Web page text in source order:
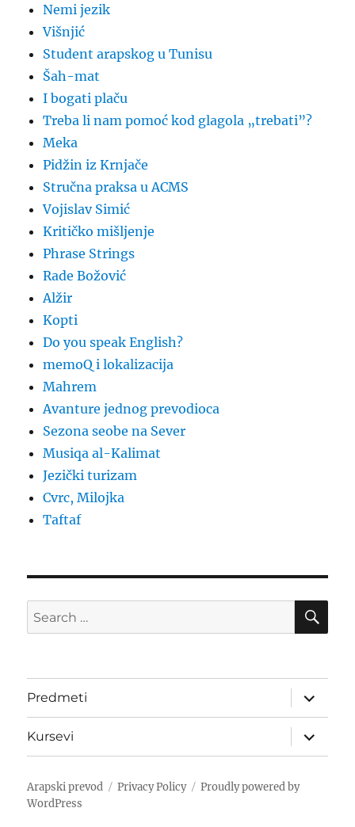
Nemi jezik
Višnjić
Student arapskog u Tunisu
Šah-mat
I bogati plaču
Treba li nam pomoć kod glagola „trebati”?
Meka
Pidžin iz Krnjače
Stručna praksa u ACMS
Vojislav Simić
Kritičko mišljenje
Phrase Strings
Rade Božović
Alžir
Kopti
Do you speak English?
memoQ i lokalizacija
Mahrem
Avanture jednog prevodioca
Sezona seobe na Sever
Musiqa al-Kalimat
Jezički turizam
Cvrc, Milojka
Taftaf
Search
for:
Predmeti
expand
child
menu
Kursevi
expand
child
menu
Arapski prevod Privacy Policy
Proudly powered by
WordPress